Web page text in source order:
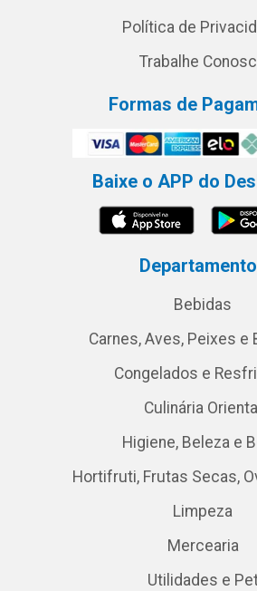
Política de
Trabalhe
Formas de
Baixe o APP do
Bebidas
Carnes, Aves, Peixes e
Congelados e
Culinária Oriental
Higiene, Beleza e
Hortifruti, Frutas Secas,
Limpeza
Mercearia
Utilidades e